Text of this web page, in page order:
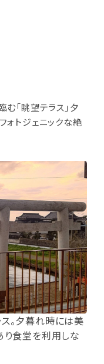
「眺望テラス」夕
ォトジェニックな絶
。夕暮れ時には美
り食堂を利用しな